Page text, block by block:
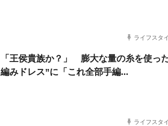
ライフスタ
「王侯貴族か？」 膨大な量の糸を使っ
編みドレス”に「これ全部手編...
ライフスタ